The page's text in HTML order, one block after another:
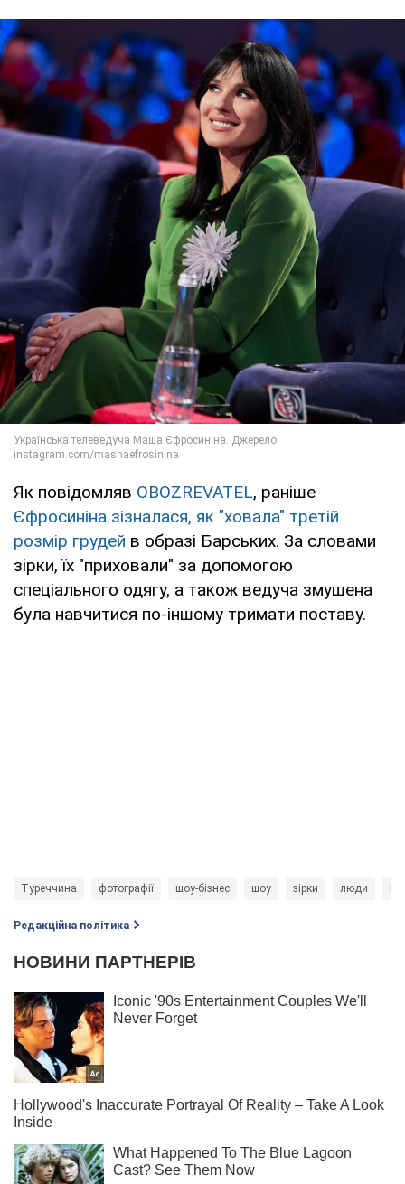
Як повідомляв OBOZREVATEL, раніше
Єфросиніна зізналася, як "ховала" третій
розмір грудей в образі Барських. За словами
зірки, їх "приховали" за допомогою
спеціального одягу, а також ведуча змушена
була навчитися по-іншому тримати поставу.
Туреччина фотографії шоу-бізнес шоу зірки люди
Редакційна політика